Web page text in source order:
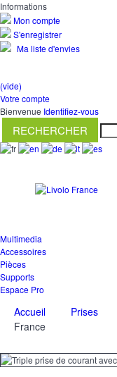
Informations
Mon compte
S'enregistrer
Ma liste d'envies
(vide)
Votre compte
Bienvenue Identifiez-vous
Multimedia
Accessoires
Pièces
Supports
Espace Pro
Accueil Prises
France